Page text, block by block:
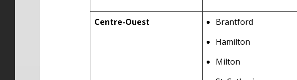
Centre-Ouest
Brantford
Hamilton
Milton